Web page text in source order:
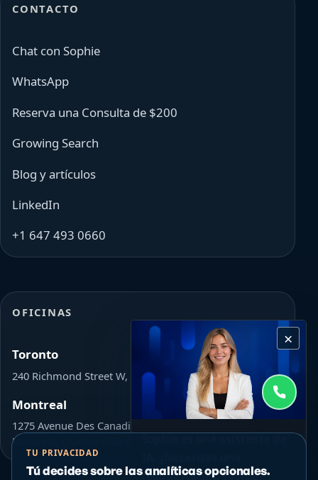
CONTACTO
Chat con Sophie
WhatsApp
Reserva una Consulta de $200
Growing Search
Blog y artículos
LinkedIn
+1 647 493 0660
OFICINAS
Toronto
240 Richmond Street W, Toronto, ON Canada M5V 1V6
Montreal
1275 Avenue Des Canadiens-De-Montreal L'Avenue,
Montreal, Quebec H3B 0G4
TU PRIVACIDAD
Tú decides sobre las analíticas opcionales.
×
respuesta SEO rápida?